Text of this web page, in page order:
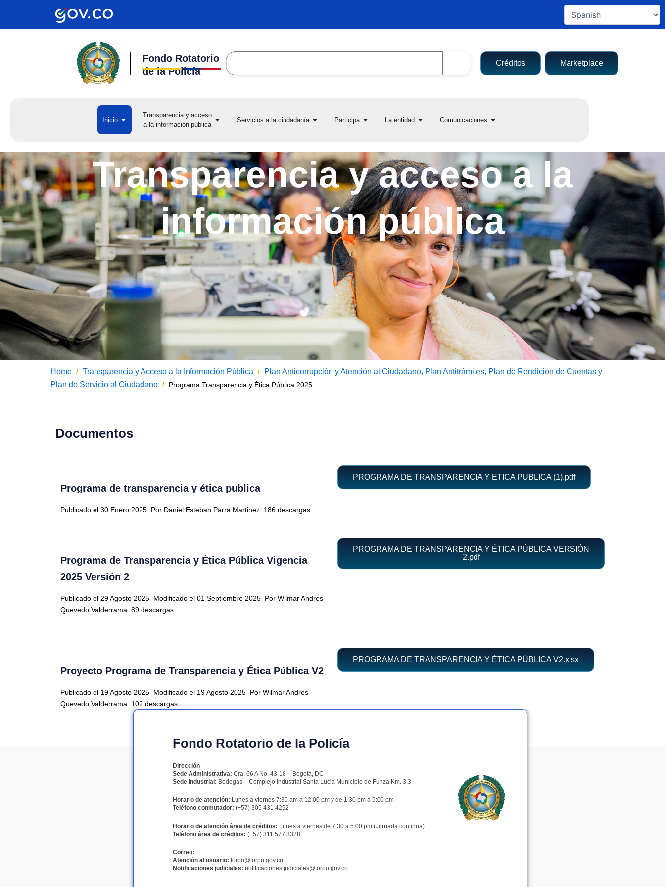
contenido
Fondo Rotatorio
de la Policía
Search
Créditos Marketplace
Inicio Open InicioTransparencia y acceso
a la información pública
Open Transparencia y acceso
Servicios a la ciudadanía Open Servicios a la ciudadanía
Participa Open Participa
La entidad Open La entidad
Comunicaciones Open Comunicaciones
Transparencia y acceso a la
información pública
Home / Transparencia y Acceso a la Información Pública /
Plan Anticorrupción y Atención al Ciudadano, Plan Antitrámites, Plan de Rendición de Cuentas y
Plan de Servicio al Ciudadano / Programa Transparencia y Ética Pública 2025
Documentos
Programa de transparencia y ética publica
Publicado el 30 Enero 2025 Por Daniel Esteban Parra Martinez 186 descargas
PROGRAMA DE TRANSPARENCIA Y ETICA PUBLICA (1).pdf
Programa de Transparencia y Ética Pública Vigencia
2025 Versión 2
Publicado el 29 Agosto 2025 Modificado el 01 Septiembre 2025 Por Wilmar Andres
Quevedo Valderrama 89 descargas
PROGRAMA DE TRANSPARENCIA Y ÉTICA PÚBLICA VERSIÓN
2.pdf
Proyecto Programa de Transparencia y Ética Pública V2
Publicado el 19 Agosto 2025 Modificado el 19 Agosto 2025 Por Wilmar Andres
Quevedo Valderrama
102 descargas
PROGRAMA DE TRANSPARENCIA Y ÉTICA PÚBLICA V2.xlsx
Fondo Rotatorio de la Policía
Dirección
Sede Administrativa: Cra. 66 A No. 43-18 – Bogotá, DC
Sede Industrial: Bodegas – Complejo Industrial Santa Lucia Municipio de Funza Km. 3.3
Horario de atención: Lunes a viernes 7:30 am a 12:00 pm y de 1:30 pm a 5:00 pm
Teléfono conmutador: (+57) 305 431 4292
Horario de atención área de créditos: Lunes a viernes de 7:30 a 5:00 pm (Jornada continua)
Teléfono área de créditos: (+57) 311 577 3328
Correo:
Atención al usuario: forpo@forpo.gov.co
Notificaciones judiciales: notificaciones.judiciales@forpo.gov.co